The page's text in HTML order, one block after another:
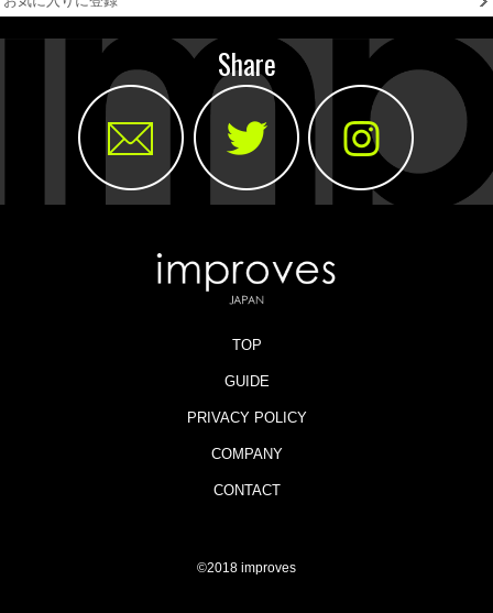
Share
TOP
GUIDE
PRIVACY POLICY
COMPANY
CONTACT
©2018 improves